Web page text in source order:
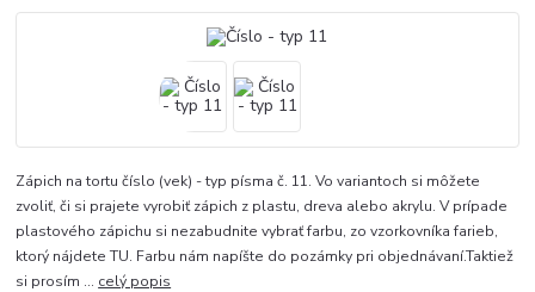
Zápich na tortu číslo (vek) - typ písma č. 11. Vo variantoch si môžete
zvoliť, či si prajete vyrobiť zápich z plastu, dreva alebo akrylu. V prípade
plastového zápichu si nezabudnite vybrať farbu, zo vzorkovníka farieb,
ktorý nájdete TU. Farbu nám napíšte do pozámky pri objednávaní.Taktiež
si prosím ... celý popis